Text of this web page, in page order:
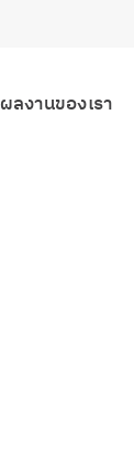
ผลงานของเรา